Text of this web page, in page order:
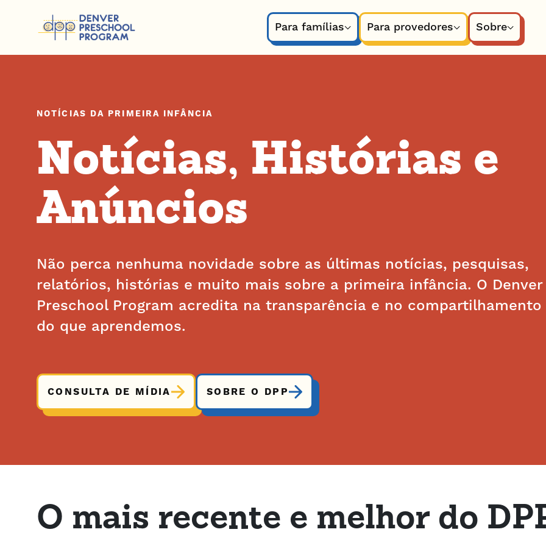
Para famílias
Para provedores Sobre
NOTÍCIAS DA PRIMEIRA INFÂNCIA
Notícias, Histórias e
Anúncios
Não perca nenhuma novidade sobre as últimas notícias, pesquisas,
relatórios, histórias e muito mais sobre a primeira infância. O Denver
Preschool Program acredita na transparência e no compartilhamento
do que aprendemos.
CONSULTA DE MÍDIA SOBRE O DPP
O mais recente e melhor do